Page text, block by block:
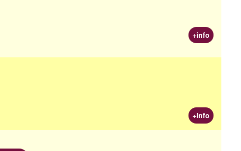
+info
+info